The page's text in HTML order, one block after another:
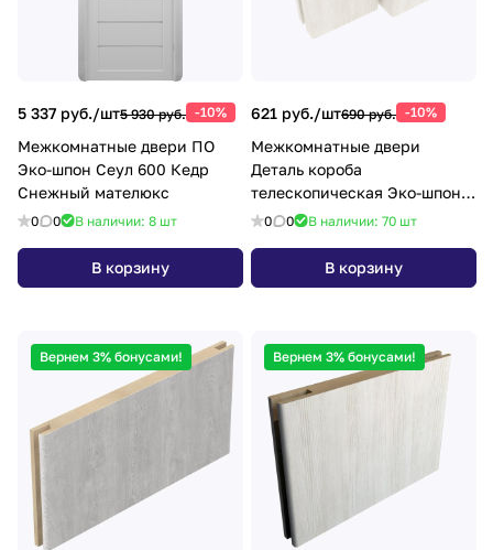
5 337 руб./шт5 930 руб. -10%
Межкомнатные двери ПО
Эко-шпон Сеул 600 Кедр
Снежный мателюкс
0 0 В наличии: 8 шт
В корзину
621 руб./шт690 руб. -10%
Межкомнатные двери
Деталь короба
телескопическая Эко-шпон
70х28х2070 белый кипарис с
0 0 В наличии: 70 шт
В корзину
Вернем 3% бонусами! Вернем 3% бонусами!